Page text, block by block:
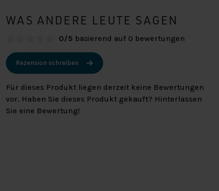
WAS ANDERE LEUTE SAGEN
0/5 basierend auf 0 bewertungen
Rezension schreiben
Für dieses Produkt liegen derzeit keine Bewertungen
vor. Haben Sie dieses Produkt gekauft? Hinterlassen
Sie eine Bewertung!